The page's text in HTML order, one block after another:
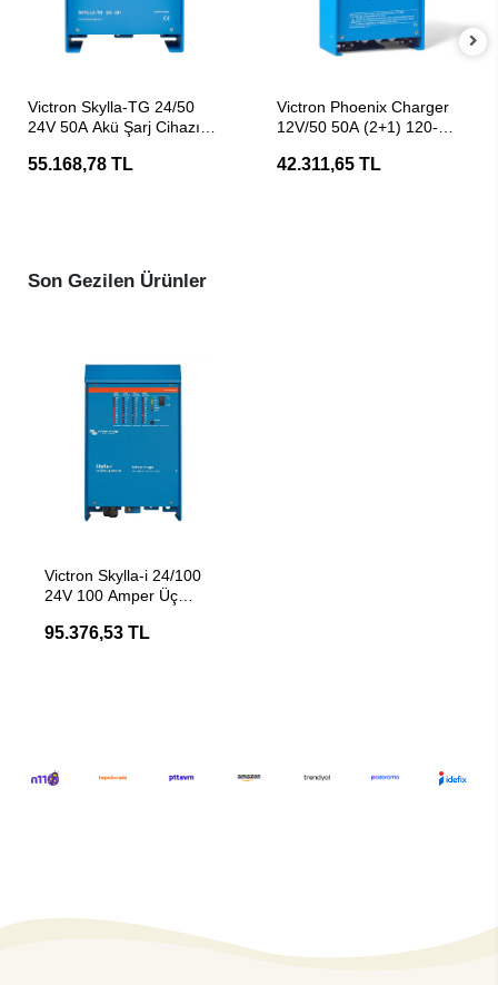
Victron Skylla-TG 24/50
24V 50A Akü Şarj Cihazı
55.168,78 TL
Victron Phoenix Charger
12V/50 50A (2+1) 120-
42.311,65 TL
Son Gezilen Ürünler
Victron Skylla-i 24/100
24V 100 Amper Üç
95.376,53 TL